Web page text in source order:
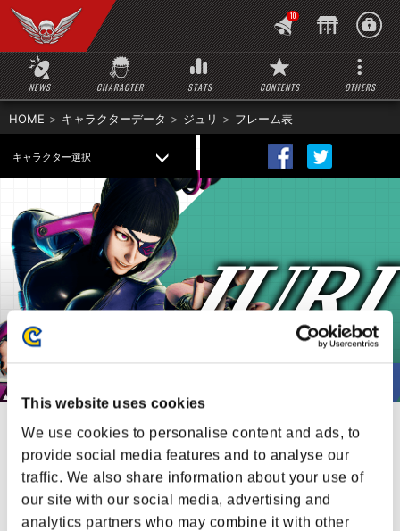
This website uses cookies
We use cookies to personalise content and ads, to
provide social media features and to analyse our
traffic. We also share information about your use of
our site with our social media, advertising and
analytics partners who may combine it with other
NEWS CHARACTER STATS CONTENTS OTHERS
10
HOME キャラクターデータ ジュリ フレーム表
キャラクター選択
LOGIN TO YOUR ACCOUNT
ログインが必要です。